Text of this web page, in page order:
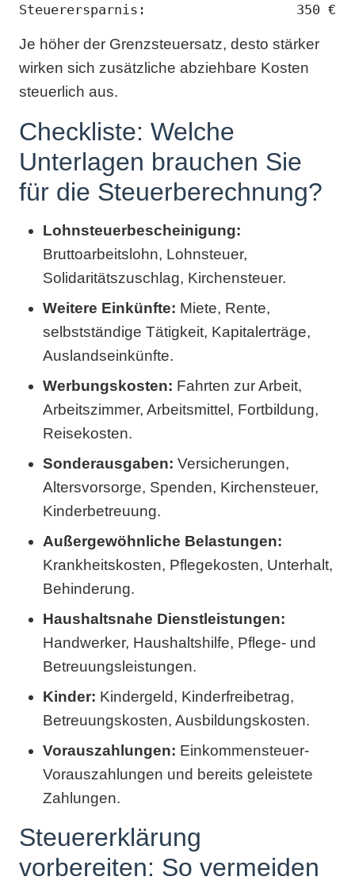
Steuerersparnis:                   350 €
Je höher der Grenzsteuersatz, desto stärker
wirken sich zusätzliche abziehbare Kosten
steuerlich aus.
Checkliste: Welche
Unterlagen brauchen Sie
für die Steuerberechnung?
Lohnsteuerbescheinigung:
Bruttoarbeitslohn, Lohnsteuer,
Solidaritätszuschlag, Kirchensteuer.
Weitere Einkünfte: Miete, Rente,
selbstständige Tätigkeit, Kapitalerträge,
Auslandseinkünfte.
Werbungskosten: Fahrten zur Arbeit,
Arbeitszimmer, Arbeitsmittel, Fortbildung,
Reisekosten.
Sonderausgaben: Versicherungen,
Altersvorsorge, Spenden, Kirchensteuer,
Kinderbetreuung.
Außergewöhnliche Belastungen:
Krankheitskosten, Pflegekosten, Unterhalt,
Behinderung.
Haushaltsnahe Dienstleistungen:
Handwerker, Haushaltshilfe, Pflege- und
Betreuungsleistungen.
Kinder: Kindergeld, Kinderfreibetrag,
Betreuungskosten, Ausbildungskosten.
Vorauszahlungen: Einkommensteuer-
Vorauszahlungen und bereits geleistete
Zahlungen.
Steuererklärung
vorbereiten: So vermeiden